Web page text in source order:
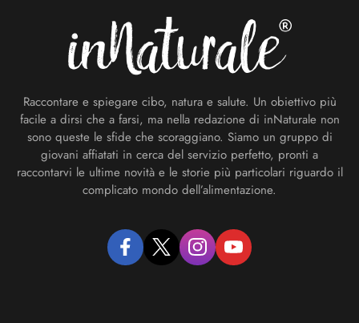
Raccontare e spiegare cibo, natura e salute. Un obiettivo più
facile a dirsi che a farsi, ma nella redazione di inNaturale non
sono queste le sfide che scoraggiano. Siamo un gruppo di
giovani affiatati in cerca del servizio perfetto, pronti a
raccontarvi le ultime novità e le storie più particolari riguardo il
complicato mondo dell’alimentazione.
facebooktwitter instagramyoutube